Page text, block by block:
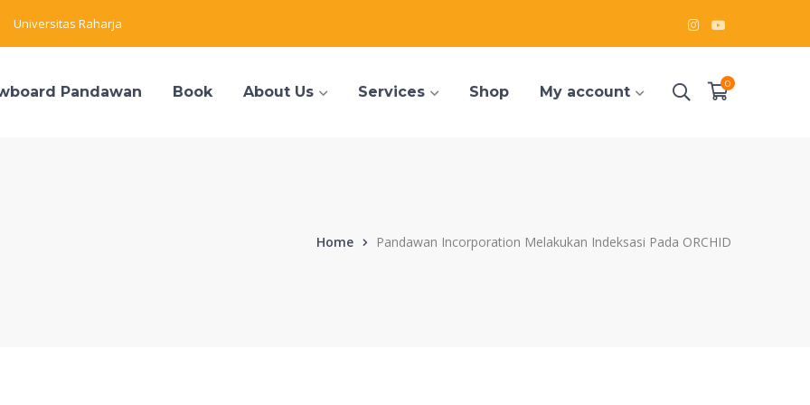
Universitas Raharja
Instagram
ProfileProfile
0
Pandawan Book About Us Services Shop My account
Home Pandawan Incorporation Melakukan Indeksasi Pada ORCHID